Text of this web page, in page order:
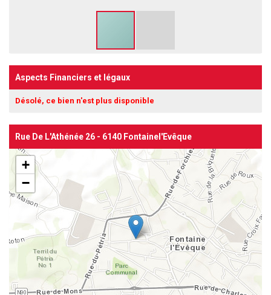
Aspects Financiers et légaux
Désolé, ce bien n'est plus disponible
Rue De L'Athénée 26 - 6140 Fontainel'Evêque
+
−